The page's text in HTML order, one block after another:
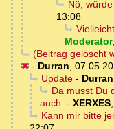
Nö,
13:08
Moderator,
(Beitrag gelöscht
- Durran,
Update- Durran
Da musst Du
auch. - XERXES,
Kann mir bitte